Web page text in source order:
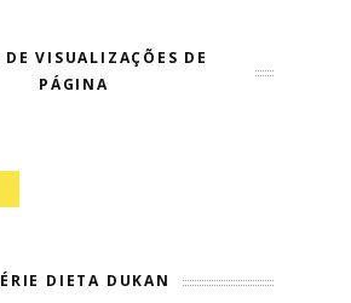
VISUALIZAÇÕES DE
PÁGINA
DIETA DUKAN